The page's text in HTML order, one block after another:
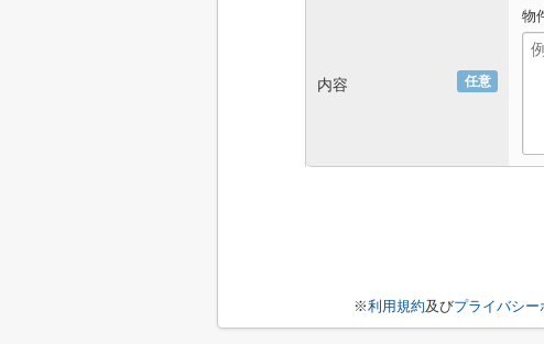
内容 任意
物
※利用規約及びプライバシー